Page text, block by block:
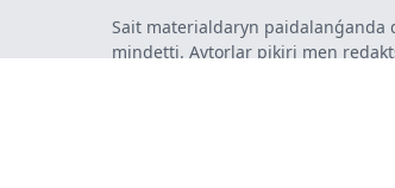
Sait materialdaryn paidalanǵanda
mindetti. Avtorlar pikiri men